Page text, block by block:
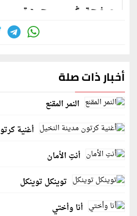
أخبار ذات صلة
النمر المقنع
أغنية
أنتِ الأمان
توينكل توينكل
أنا وأختي